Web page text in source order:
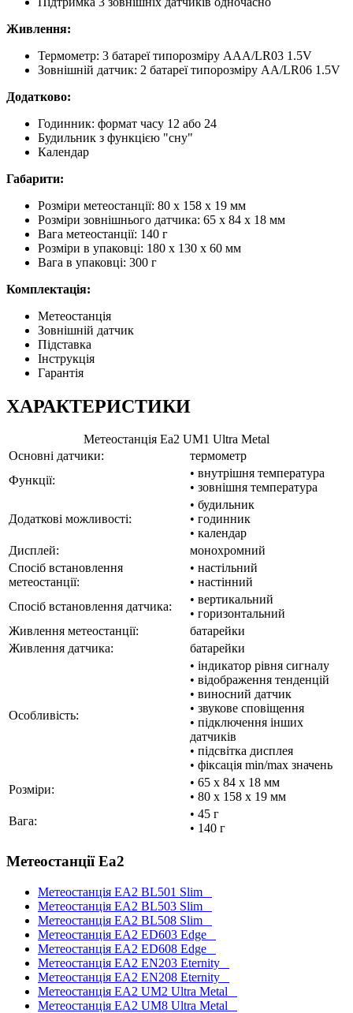
Живлення:
Термометр: 3 батареї типорозміру AAA/LR03 1.5V
Зовнішній датчик: 2 батареї типорозміру AA/LR06 1.5V
Додатково:
Годинник: формат часу 12 або 24
Будильник з функцією "сну"
Календар
Габарити:
Розміри метеостанції: 80 x 158 x 19 мм
Розміри зовнішнього датчика: 65 x 84 x 18 мм
Вага метеостанції: 140 г
Розміри в упаковці: 180 x 130 x 60 мм
Вага в упаковці: 300 г
Комплектація:
Метеостанція
Зовнішній датчик
Підставка
Інструкція
Гарантія
ХАРАКТЕРИСТИКИ
Метеостанція Еа2 UM1 Ultra Metal
Основні датчики:
термометр
Функції:
• внутрішня температура
• зовнішня температура
Додаткові можливості:
• будильник
• годинник
• календар
Дисплей:
монохромний
Спосіб встановлення
метеостанції:
• настільний
• настінний
Спосіб встановлення датчика:
• вертикальний
• горизонтальний
Живлення метеостанції:
батарейки
Живлення датчика:
батарейки
Особливість:
• індикатор рівня сигналу
• відображення тенденцій
• виносний датчик
• звукове сповіщення
• підключення інших
датчиків
• підсвітка дисплея
• фіксація min/max значень
Розміри:
• 65 x 84 x 18 мм
• 80 x 158 x 19 мм
Вага:
• 45 г
• 140 г
Метеостанції Ea2
Метеостанція EA2 BL501 Slim
Метеостанція EA2 BL503 Slim
Метеостанція EA2 BL508 Slim
Метеостанція EA2 ED603 Edge
Метеостанція EA2 ED608 Edge
Метеостанція EA2 EN203 Eternity
Метеостанція EA2 EN208 Eternity
Метеостанція EA2 UM2 Ultra Metal
Метеостанція EA2 UM8 Ultra Metal